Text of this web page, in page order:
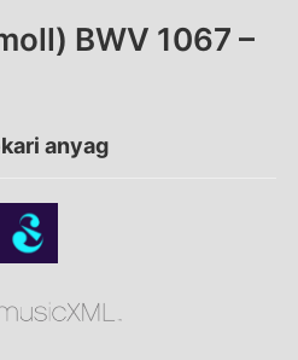
BWV 1067 –
anyag